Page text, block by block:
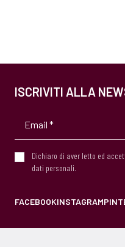
ISCRIVITI ALLA
Dichiaro di aver letto ed
dati personali.
FACEBOOKINSTAGRAM